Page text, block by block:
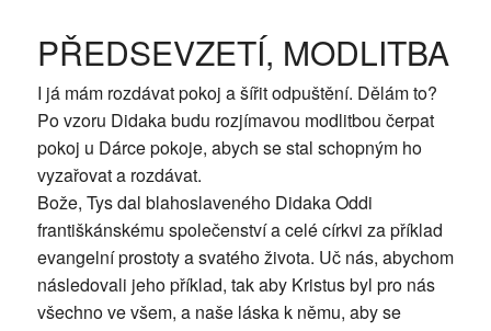
PŘEDSEVZETÍ, MODLITBA
I já mám rozdávat pokoj a šířit odpuštění. Dělám to?
Po vzoru Didaka budu rozjímavou modlitbou čerpat
pokoj u Dárce pokoje, abych se stal schopným ho
vyzařovat a rozdávat.
Bože, Tys dal blahoslaveného Didaka Oddi
františkánskému společenství a celé církvi za příklad
evangelní prostoty a svatého života. Uč nás, abychom
následovali jeho příklad, tak aby Kristus byl pro nás
všechno ve všem, a naše láska k němu, aby se